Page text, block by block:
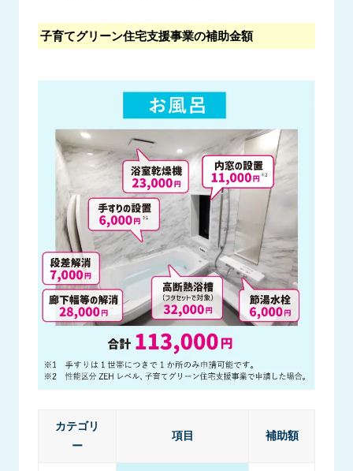
子育てグリーン住宅支援事業の補助金額
カテゴリ
ー
項目 補助額